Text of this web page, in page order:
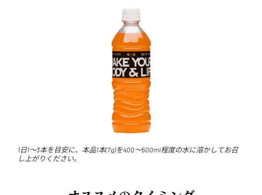
1日1～3本を目安に、本品1本(7g)を400～500ml程度の水に溶かしてお召
し上がりください。